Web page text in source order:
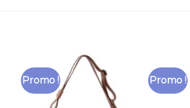
Promo ! Promo !